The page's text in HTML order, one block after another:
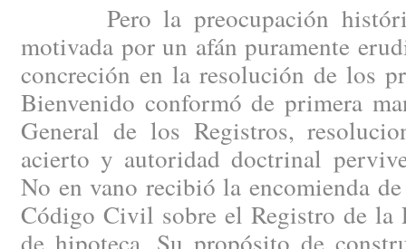
Pero la preocupación
motivada por un afán puramente
concreción en la resolución de los
Bienvenido conformó de primera
General de los Registros,
acierto y autoridad doctrinal
No en vano recibió la encomienda
Código Civil sobre el Registro de la
de hipoteca. Su propósito de